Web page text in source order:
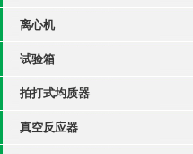
离心机
试验箱
拍打式均质器
真空反应器